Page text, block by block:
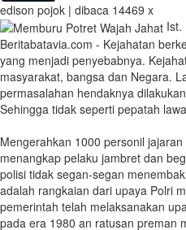
edison pojok | dibaca 14469 x
Ist.
Beritabatavia.com - Kejahatan
yang menjadi penyebabnya.
masyarakat, bangsa dan Negara.
permasalahan hendaknya
Sehingga tidak seperti pepatah
Mengerahkan 1000 personil
menangkap pelaku jambret dan
polisi tidak segan-segan
adalah rangkaian dari upaya Polri
pemerintah telah melaksanakan
pada era 1980 an ratusan preman